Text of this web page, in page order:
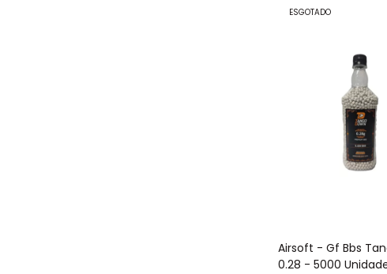
ESGOTADO
Airsoft - Gf Bbs
0.28 - 5000